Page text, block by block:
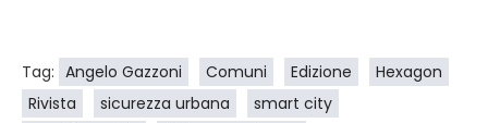
Tag: Angelo Gazzoni Comuni Edizione
Hexagon
Rivista
sicurezza urbana
smart city